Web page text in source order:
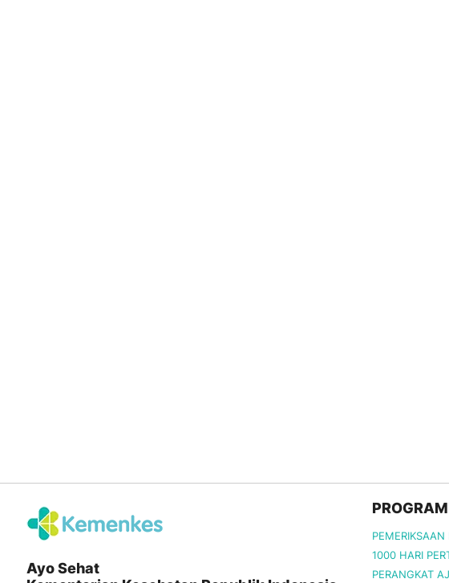
Ayo Sehat
PEMERIKSAAN
1000 HARI
PERANGKAT